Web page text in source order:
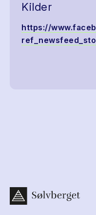
Kilder
https://